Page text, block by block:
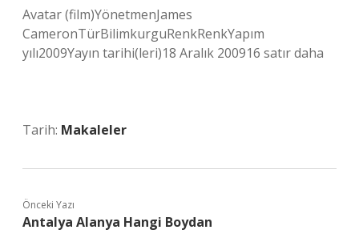
Avatar (film)YönetmenJames
CameronTürBilimkurguRenkRenkYapım
yılı2009Yayın tarihi(leri)18 Aralık 200916 satır daha
Tarih: Makaleler
Önceki Yazı
Antalya Alanya Hangi Boydan